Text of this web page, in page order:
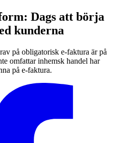
Dags att börja
kunderna
på obligatorisk e-faktura är på
omfattar inhemsk handel har
på e-faktura.